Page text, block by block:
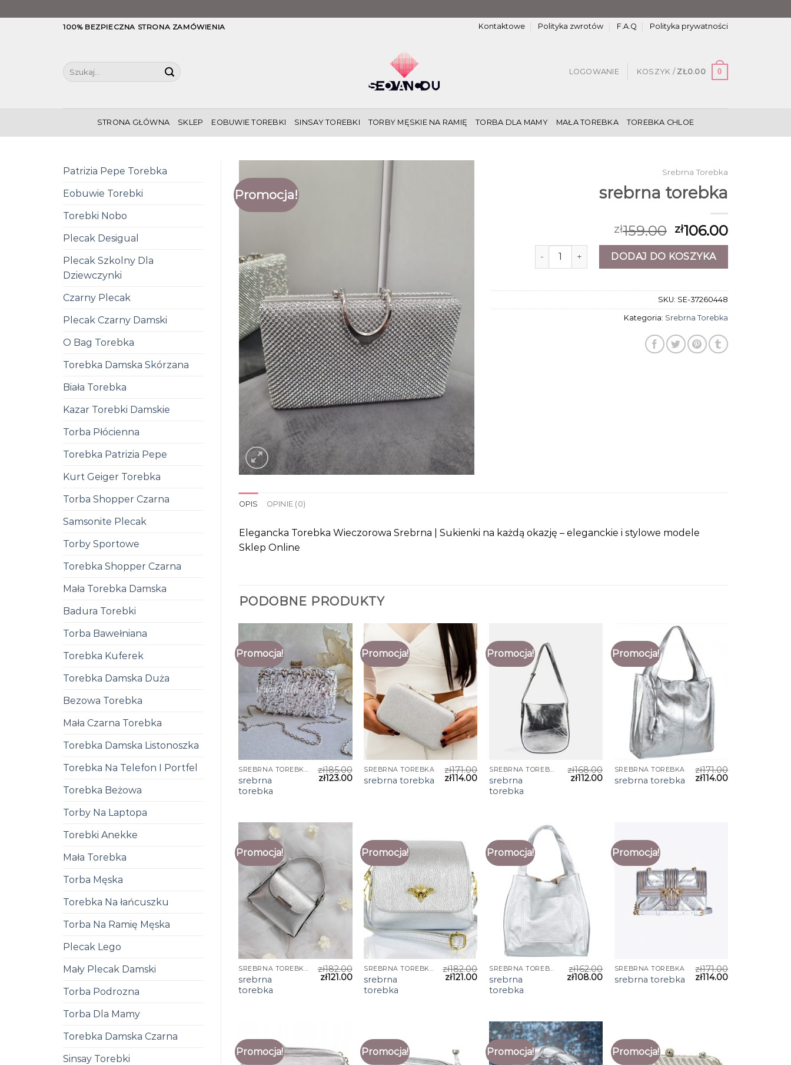
100% BEZPIECZNA STRONA ZAMÓWIENIA Kontaktowe Polityka zwrotów F.A.Q Polityka prywatności
Szukaj:
LOGOWANIE KOSZYK / ZŁ0.00 0
STRONA GŁÓWNA SKLEP EOBUWIE TOREBKI SINSAY TOREBKI TORBY MĘSKIE NA RAMIĘ TORBA DLA MAMY MAŁA TOREBKA TOREBKA CHLOE
Patrizia Pepe Torebka
Eobuwie Torebki
Torebki Nobo
Plecak Desigual
Plecak Szkolny Dla
Dziewczynki
Czarny Plecak
Plecak Czarny Damski
O Bag Torebka
Torebka Damska Skórzana
Biała Torebka
Kazar Torebki Damskie
Torba Płócienna
Torebka Patrizia Pepe
Kurt Geiger Torebka
Torba Shopper Czarna
Samsonite Plecak
Torby Sportowe
Torebka Shopper Czarna
Mała Torebka Damska
Badura Torebki
Torba Bawełniana
Torebka Kuferek
Torebka Damska Duża
Bezowa Torebka
Mała Czarna Torebka
Torebka Damska Listonoszka
Torebka Na Telefon I Portfel
Torebka Beżowa
Torby Na Laptopa
Torebki Anekke
Mała Torebka
Torba Męska
Torebka Na łańcuszku
Torba Na Ramię Męska
Plecak Lego
Mały Plecak Damski
Torba Podrozna
Torba Dla Mamy
Torebka Damska Czarna
Sinsay Torebki
Promocja!
Srebrna Torebka
srebrna torebka
zł159.00 zł106.00
ilość srebrna torebkaDODAJ DO KOSZYKA
SKU: SE-37260448
Kategoria: Srebrna Torebka
OPIS OPINIE (0)
Elegancka Torebka Wieczorowa Srebrna | Sukienki na każdą okazję – eleganckie i stylowe modele
Sklep Online
PODOBNE PRODUKTY
Promocja!
SREBRNA TOREBKA
srebrna
torebka
zł185.00
zł123.00
Promocja!
SREBRNA TOREBKA
srebrna torebka
zł171.00
zł114.00
Promocja!
SREBRNA TOREBKA
srebrna
torebka
zł168.00
zł112.00
Promocja!
SREBRNA TOREBKA
srebrna torebka
zł171.00
zł114.00
Promocja!
SREBRNA TOREBKA
srebrna
torebka
zł182.00
zł121.00
Promocja!
SREBRNA TOREBKA
srebrna
torebka
zł182.00
zł121.00
Promocja!
SREBRNA TOREBKA
srebrna
torebka
zł162.00
zł108.00
Promocja!
SREBRNA TOREBKA
srebrna torebka
zł171.00
zł114.00
Promocja! Promocja! Promocja! Promocja!